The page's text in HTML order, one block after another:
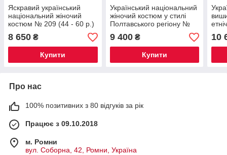
Яскравий український
національний жіночий
костюм № 209 (44 - 60 р.)
8 650 ₴
Купити
Український національний
жіночий костюм у стилі
Полтавського регіону №
9 400₴
Купити
(44-
10
Про нас
100% позитивних з 80 відгуків за рік
Працює з 09.10.2018
м. Ромни
вул. Соборна, 42, Ромни, Україна